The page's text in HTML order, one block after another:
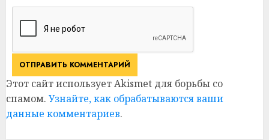
Этот сайт использует Akismet для борьбы со
спамом. Узнайте, как обрабатываются ваши
данные комментариев.